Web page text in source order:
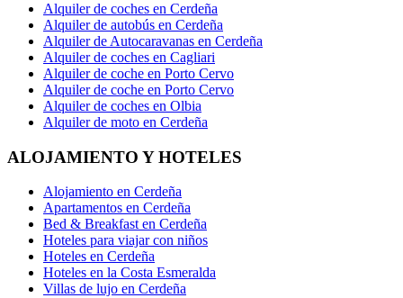
Alquiler de coches en Cerdeña
Alquiler de autobús en Cerdeña
Alquiler de Autocaravanas en Cerdeña
Alquiler de coches en Cagliari
Alquiler de coche en Porto Cervo
Alquiler de coche en Porto Cervo
Alquiler de coches en Olbia
Alquiler de moto en Cerdeña
ALOJAMIENTO Y HOTELES
Alojamiento en Cerdeña
Apartamentos en Cerdeña
Bed & Breakfast en Cerdeña
Hoteles para viajar con niños
Hoteles en Cerdeña
Hoteles en la Costa Esmeralda
Villas de lujo en Cerdeña